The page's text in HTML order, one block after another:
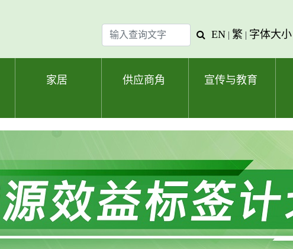
输
入
查
查
字
EN | 繁 | 字体大小
家居 供应商角 宣传与教育